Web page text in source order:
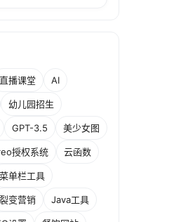
直播课堂 AI
幼儿园招生
GPT-3.5 美少女图
授权系统 云函数
菜单栏工具
裂变营销 Java工具